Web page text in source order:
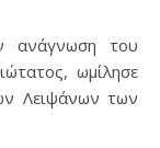
ανάγνωση του
ωμίλησε
Λειψάνων των